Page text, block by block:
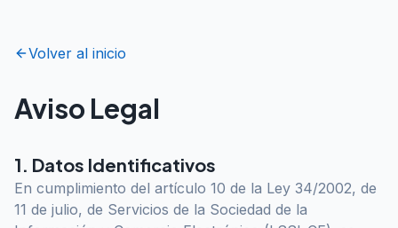
Volver al inicio
Aviso Legal
1. Datos Identificativos
En cumplimiento del artículo 10 de la Ley 34/2002, de
11 de julio, de Servicios de la Sociedad de la